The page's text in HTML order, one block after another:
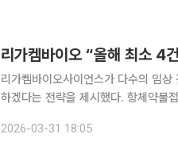
리가켐바이오 “올해 최소 4
리가켐바이오사이언스가 다수의 임
하겠다는 전략을 제시했다. 항체약물
회를 열고 지난해 실적과 연구개발
2026-03-31 18:05